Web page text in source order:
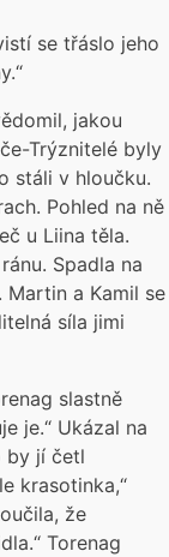
se třáslo jeho
jakou
Trýznitelé byly
stáli v hloučku.
Pohled na ně
u Liina těla.
Spadla na
Martin a Kamil se
síla jimi
slastně
je.“ Ukázal na
by jí četl
krasotinka,“
že
Torenag